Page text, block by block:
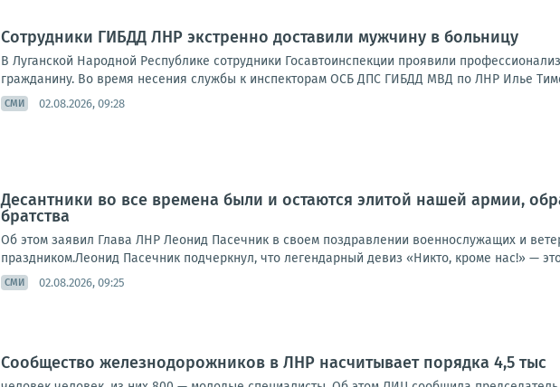
Сотрудники ГИБДД ЛНР экстренно доставили мужчину в больницу
В Луганской Народной Республике сотрудники Госавтоинспекции проявили
гражданину. Во время несения службы к инспекторам ОСБ ДПС ГИБДД МВД по ЛНР Илье
СМИ 02.08.2026, 09:28
Десантники во все времена были и остаются элитой нашей армии,
братства
Об этом заявил Глава ЛНР Леонид Пасечник в своем поздравлении военнослужащих и
праздником.Леонид Пасечник подчеркнул, что легендарный девиз «Никто, кроме нас!» —
СМИ 02.08.2026, 09:25
Сообщество железнодорожников в ЛНР насчитывает порядка 4,5 тыс